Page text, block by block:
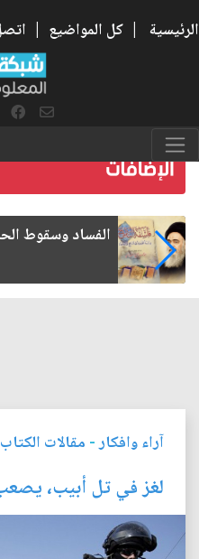
الرئيسية | كل المواضيع |
رواتب
آراء وافكار- مقالات الكتاب
لغز في تل أبيب،